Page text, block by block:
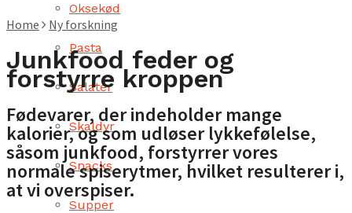
Oksekød
Pasta
Salater
Skaldyr
Snacks
Supper
Home Ny forskning
Junkfood feder og
forstyrre kroppen
Fødevarer, der indeholder mange
kalorier, og som udløser lykkefølelse,
såsom junkfood, forstyrrer vores
normale spiserytmer, hvilket resulterer i,
at vi overspiser.